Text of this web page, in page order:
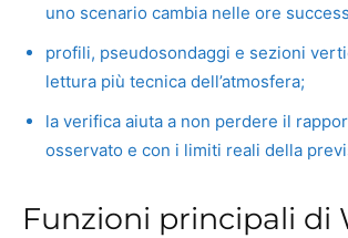
uno scenario cambia nelle ore
profili, pseudosondaggi e sezioni
lettura più tecnica dell’atmosfera;
la verifica aiuta a non perdere il
osservato e con i limiti reali della
Funzioni principali di